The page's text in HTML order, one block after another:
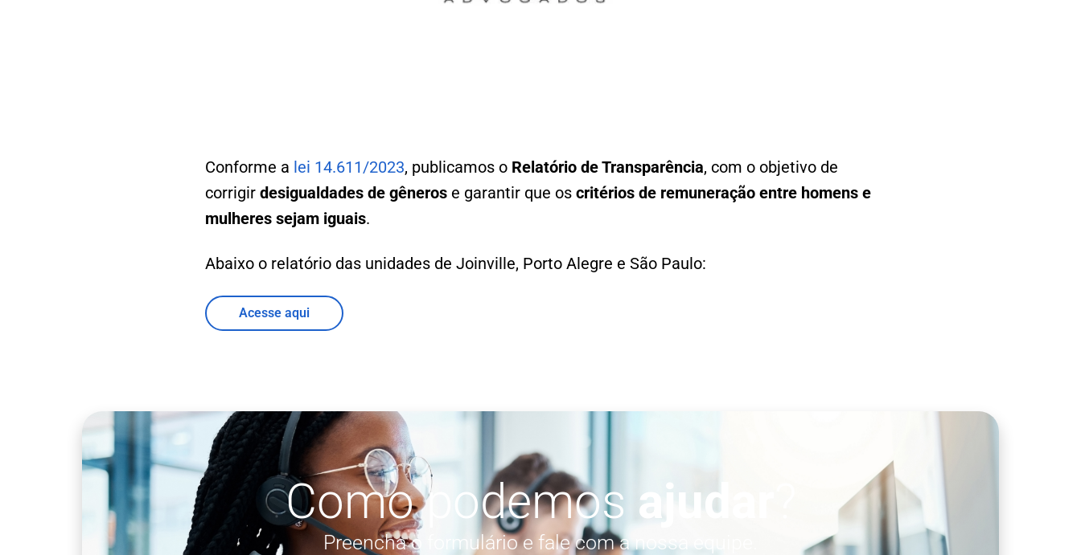
Conforme a lei 14.611/2023, publicamos o Relatório de Transparência, com o objetivo de
corrigirdesigualdades de gênerose garantir que os critérios de remuneração entre homens e
mulheres sejam iguais.
Abaixo o relatório das unidades de Joinville, Porto Alegre e São Paulo:
Acesse aqui
Como podemos ajudar
Preencha o formulário e fale com a nossa equipe.